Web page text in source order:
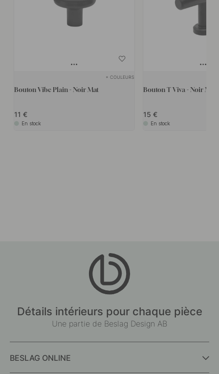
+ COULEURS
Bouton Vibe Plain - Noir Mat
11
En stock
Bouton T Viva - Noir Mat
15
En stock
Détails intérieurs pour chaque pièce
Une partie de Beslag Design AB
BESLAG ONLINE